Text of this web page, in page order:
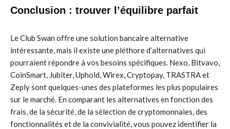
Conclusion : trouver l’équilibre parfait
Le Club Swan offre une solution bancaire alternative
intéressante, mais il existe une pléthore d’alternatives qui
pourraient répondre à vos besoins spécifiques. Nexo, Bitvavo,
CoinSmart, Jubiter, Uphold, Wirex, Cryptopay, TRASTRA et
Zeply sont quelques-unes des plateformes les plus populaires
sur le marché. En comparant les alternatives en fonction des
frais, de la sécurité, de la sélection de cryptomonnaies, des
fonctionnalités et de la convivialité, vous pouvez identifier la